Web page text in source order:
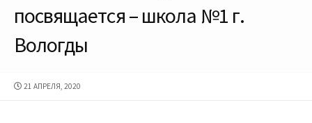
посвящается – школа №1 г.
Вологды
ДАТА
21 АПРЕЛЯ, 2020